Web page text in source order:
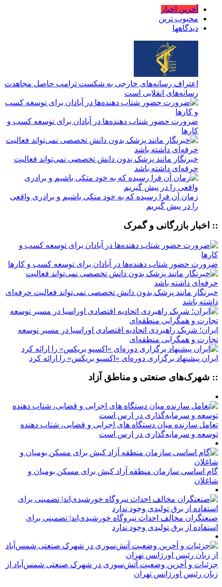
آخرین اخبار
محبوب ترین
دیدگاهها
اعتراف رسانه‌های خارجی به شکست ترامپ حاصل مجاهدت
رسانه‌های انقلابی است
ضرورت حضور شتاب ‌دهنده‌ها در آبادان برای توسعه کسب‌ و
کارها
خبرنگار مانند پزشک بدون دانش تخصصی نمی‌تواند فعالیت
حرفه‌ای داشته باشد
زمان آن فرا رسیده که به خود متکی باشیم و برادری واقعی
را در پیش گیریم
:: اخبار بازرگانی و گمرک
ضرورت حضور شتاب ‌دهنده‌ها در آبادان برای توسعه کسب‌ و کارها
خبرنگار مانند پزشک بدون دانش تخصصی نمی‌تواند فعالیت حرفه‌ای
داشته باشد
ایران؛ شریک راهبردی اتحادیه اقتصادی اوراسیا در مسیر توسعه
تجارت و همگرایی منطقه‌ای
ایران پیشنهاد برگزاری دوره‌ای «اکسپو بریکس» را ارائه کرد
:: شهرک‌های صنعتی و مناطق آزاد
تعامل سازنده میان دستگاه‌ های اجرایی و قضایی، شتاب‌ دهنده
توسعه و سرمایه‌گذاری در ارس است
گام اساسی سازمان منطقه آزاد کیش برای مسکن بومیان و
شاغلان
صنعتگران مخالف احداث نیروگاه خورشیدی‌اند| تضمینی برای
استفاده از برق تولیدی وجود ندارد
جزئیات و آخرین وضعیت آتش‌سوزی در شهرک صنعتی شمس‌آباد از
زبان رئیس اورژانس تهران